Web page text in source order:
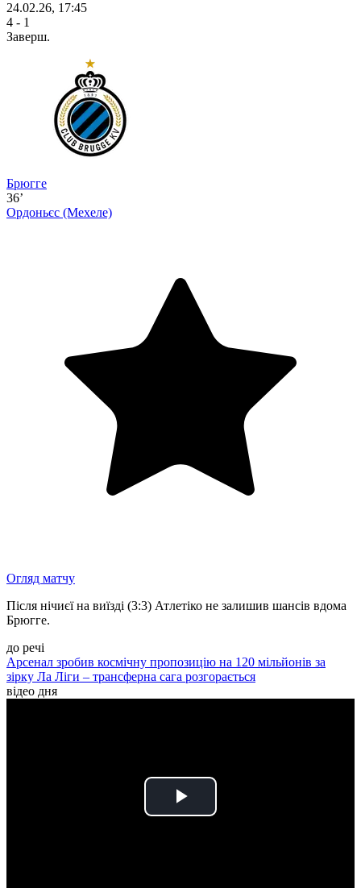
24.02.26, 17:45
4 - 1
Заверш.
Брюгге
36’
Ордоньєс (Мехеле)
Огляд матчу
Після нічиєї на виїзді (3:3) Атлетіко не залишив шансів вдома
Брюгге.
до речі
Арсенал зробив космічну пропозицію на 120 мільйонів за
зірку Ла Ліги – трансферна сага розгорається
відео дня
Play